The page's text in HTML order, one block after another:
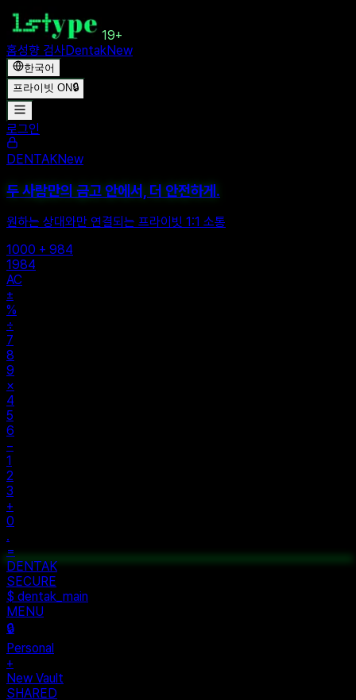
19+
홈성향 검사DentakNew
한국어
프라이빗 ON🔒
로그인
DENTAKNew
두 사람만의 금고 안에서, 더 안전하게.
원하는 상대와만 연결되는 프라이빗 1:1 소통
1000 + 984
1984
AC
±
%
÷
7
8
9
×
4
5
6
−
1
2
3
+
0
.
=
$ auth...
$ vault --ok
DENTAK
ACCESS OK
DENTAK
SECURE
$ dentak_main
MENU
🔒